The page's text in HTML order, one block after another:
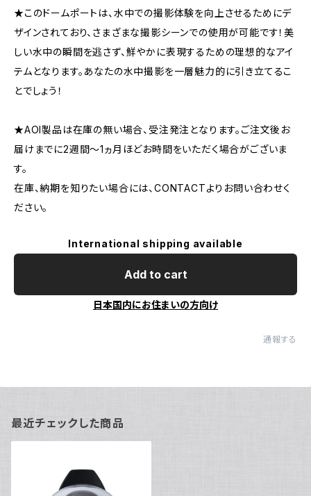
★このドームポートは、水中での撮影体験を向上させるためにデ
ザインされており、さまざまな撮影シーンでの使用が可能です！美
しい水中の瞬間を逃さず、鮮やかに表現するための理想的なアイ
テムとなります。あなたの水中撮影を一層魅力的に引き立てるこ
とでしょう！
★AOI製品は在庫の無い場合、受注発注となります。ご注文後お
届けまでに2週間〜1ヵ月ほどお時間をいただく場合がございま
す。
在庫、納期を知りたい場合には、CONTACTよりお問い合わせく
ださい。
International shipping available
Add to cart
日本国内にお住まいの方向け
通報する
最近チェックした商品